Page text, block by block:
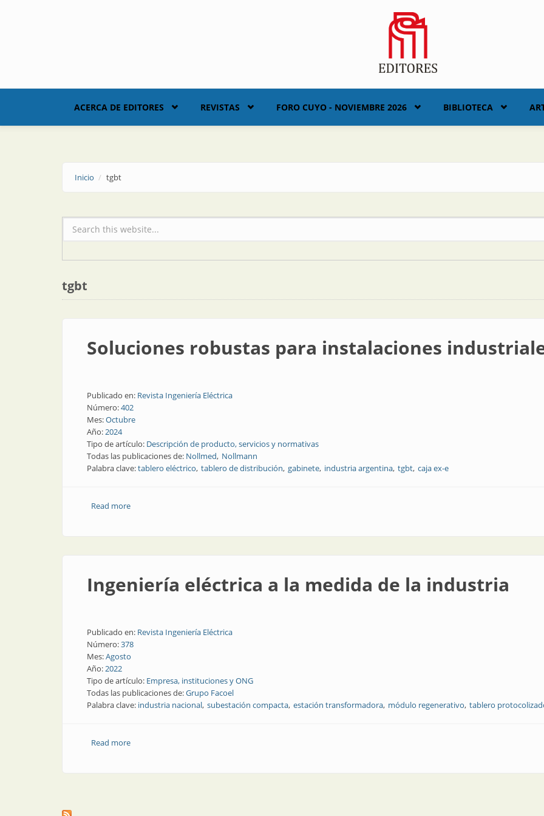
ACERCA DE EDITORES REVISTAS FORO CUYO - NOVIEMBRE 2026 BIBLIOTECA
Inicio tgbt
Formulario de búsqueda
tgbt
Soluciones robustas para instalaciones
Publicado en: Revista Ingeniería Eléctrica
Número:402
Mes:Octubre
Año:2024
Tipo de artículo: Descripción de producto, servicios y normativas
Todas las publicaciones de: Nollmed Nollmann
Palabra clave:tablero eléctrico tablero de distribución gabinete industria argentina tgbt caja ex-e
Read moreabout Soluciones robustas para instalaciones industriales
Ingeniería eléctrica a la medida de la industria
Publicado en: Revista Ingeniería Eléctrica
Número:378
Mes:Agosto
Año:2022
Tipo de artículo: Empresa, instituciones y ONG
Todas las publicaciones de:Grupo Facoel
Palabra clave: industria nacional subestación compacta estación transformadora módulo regenerativo tablero
Read moreabout Ingeniería eléctrica a la medida de la industria